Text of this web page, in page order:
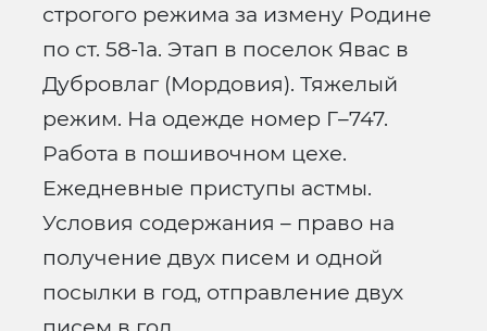
строгого режима за измену Родине
по ст. 58-1а. Этап в поселок Явас в
Дубровлаг (Мордовия). Тяжелый
режим. На одежде номер Г–747.
Работа в пошивочном цехе.
Ежедневные приступы астмы.
Условия содержания – право на
получение двух писем и одной
посылки в год, отправление двух